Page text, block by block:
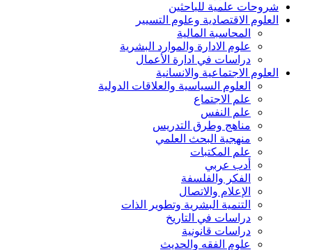
شروحات علمية للباحثين
العلوم الاقتصادية وعلوم التسيير
المحاسبة المالية
علوم الادارة والموارد البشرية
دراسات في ادارة الأعمال
العلوم الاجتماعية والانسانية
العلوم السياسية والعلاقات الدولية
علم الاجتماع
علم النفس
مناهج وطرق التدريس
منهجية البحث العلمي
علم المكتبات
أدب عربي
الفكر والفلسفة
الإعلام والاتصال
التنمية البشرية وتطوير الذات
دراسات في التاريخ
دراسات قانونية
علوم الفقه والحديث